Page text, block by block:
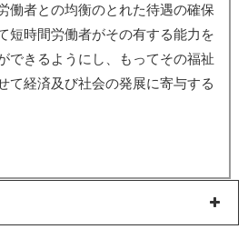
働者との均衡のとれた待遇の確保
短時間労働者がその有する能力を
できるようにし、もってその福祉
て経済及び社会の発展に寄与する